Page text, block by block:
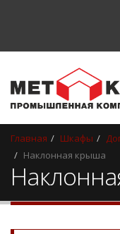
Главная Шкафы
Наклонная крыша